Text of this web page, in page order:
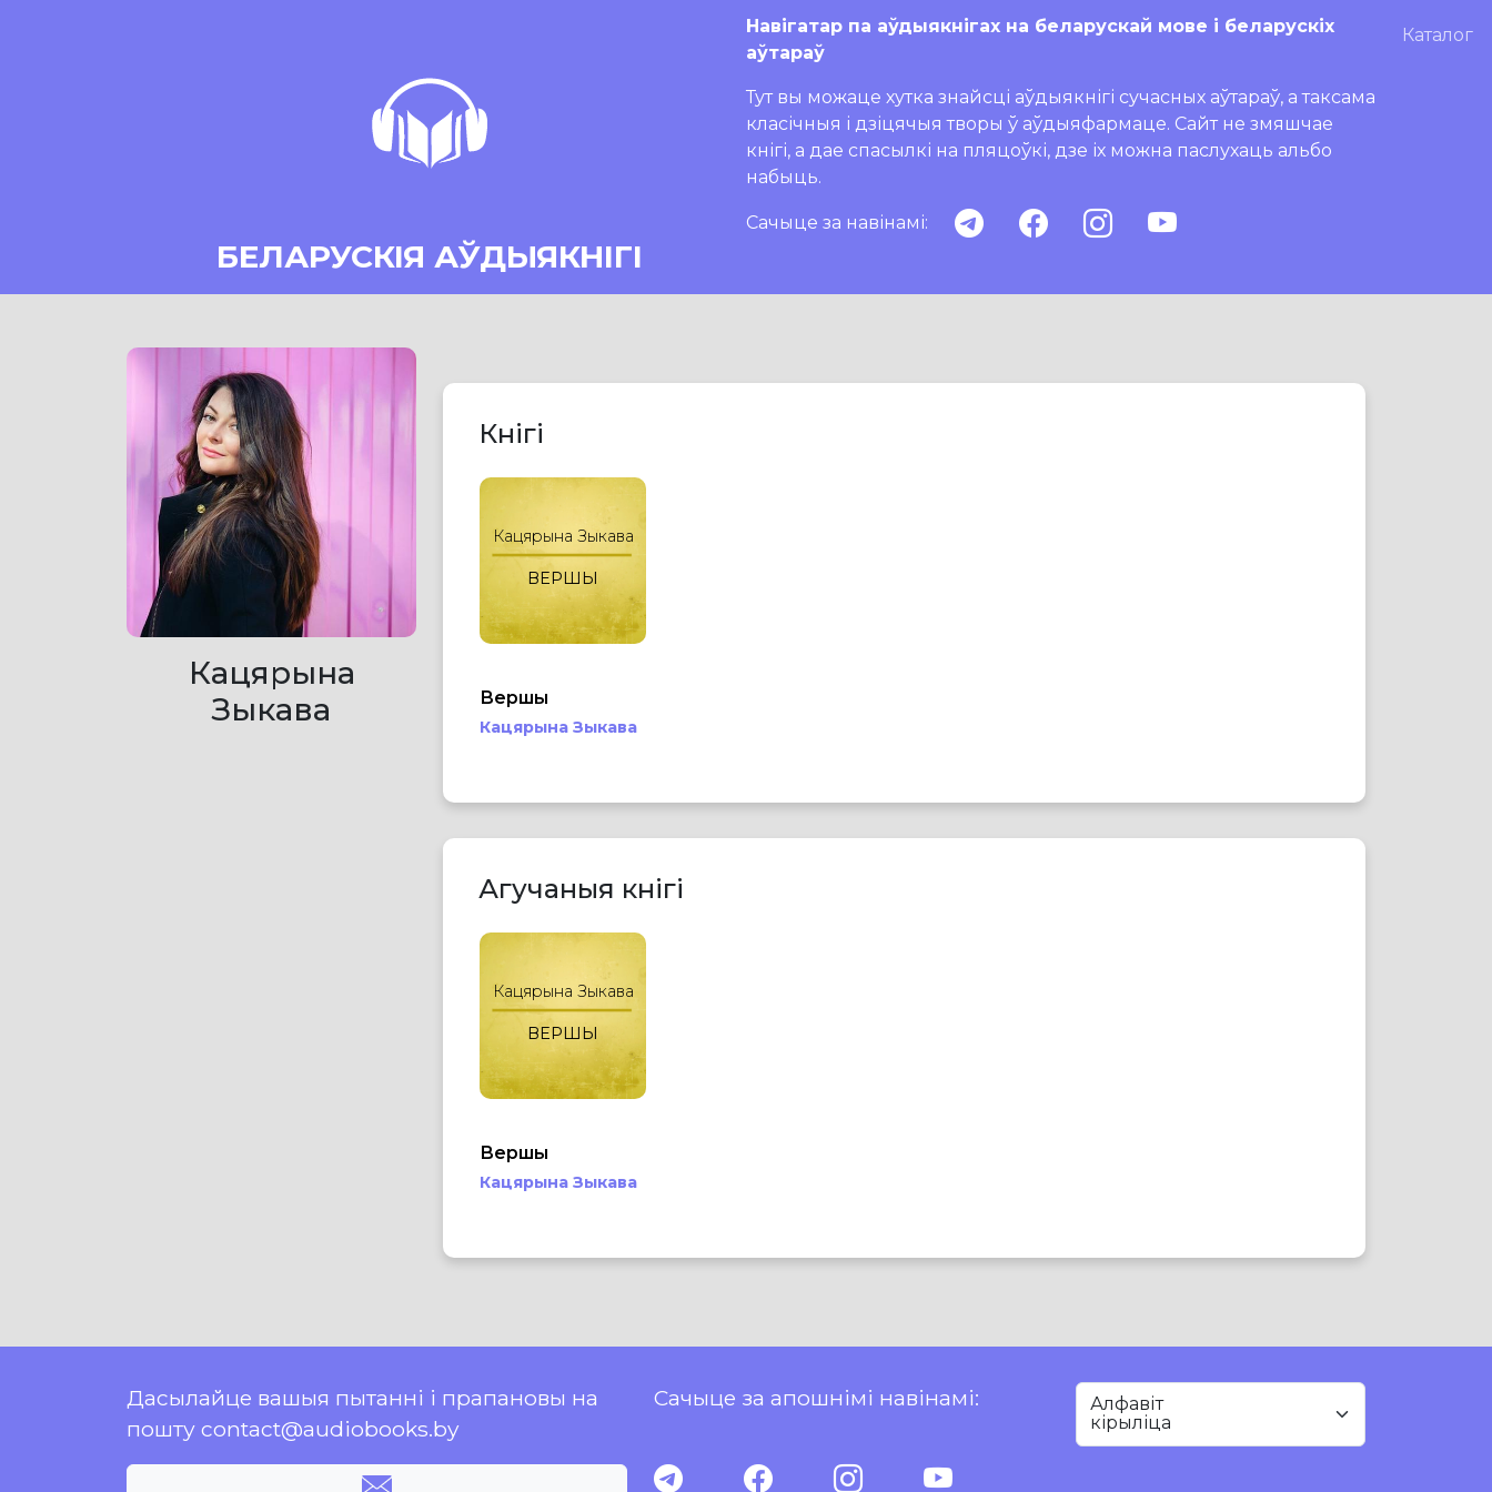
БЕЛАРУСКІЯ АЎДЫЯКНІГІ
Навігатар па аўдыякнігах на беларускай мове і беларускіх
аўтараў
Тут вы можаце хутка знайсці аўдыякнігі сучасных аўтараў, а таксама
класічныя і дзіцячыя творы ў аўдыяфармаце. Сайт не змяшчае
кнігі, а дае спасылкі на пляцоўкі, дзе іх можна паслухаць альбо
набыць.
Сачыце за навінамі:
Каталог
Кацярына
Зыкава
Кнігі
Кацярына Зыкава
ВЕРШЫ
Вершы
Кацярына Зыкава
Агучаныя кнігі
Кацярына Зыкава
ВЕРШЫ
Вершы
Кацярына Зыкава
Дасылайце вашыя пытанні і прапановы на
пошту contact@audiobooks.by
Сачыце за апошнімі навінамі: Алфавіт